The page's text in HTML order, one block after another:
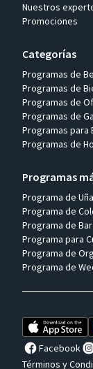
Nuestros
Promociones
Categorías
Programas de
Programas de
Programas de
Programas de
Programas para
Programas de
Programas
Programa de
Programa de
Programa de
Programa para
Programa de
Programa de
Facebook
Términos y